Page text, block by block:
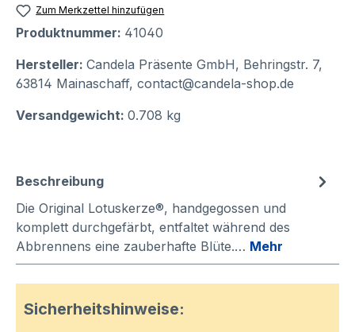
Zum Merkzettel hinzufügen
Produktnummer: 41040
Hersteller: Candela Präsente GmbH, Behringstr. 7,
63814 Mainaschaff, contact@candela-shop.de
Versandgewicht: 0.708 kg
Beschreibung
Die Original Lotuskerze®, handgegossen und
komplett durchgefärbt, entfaltet während des
Abbrennens eine zauberhafte Blüte.… Mehr
Sicherheitshinweise: